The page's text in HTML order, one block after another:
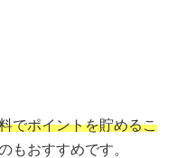
でポイントを貯めるこ
もおすすめです。